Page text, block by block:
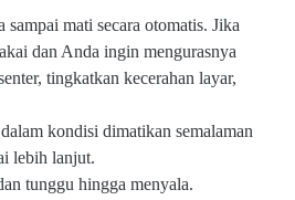
mati secara otomatis. Jika
dan Anda ingin mengurasnya
tingkatkan kecerahan layar,
kondisi dimatikan semalaman
lebih lanjut.
tunggu hingga menyala.